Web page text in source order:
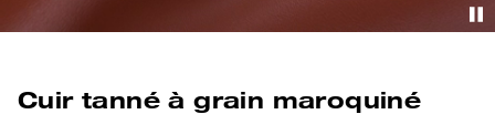
Cuir tanné à grain maroquiné